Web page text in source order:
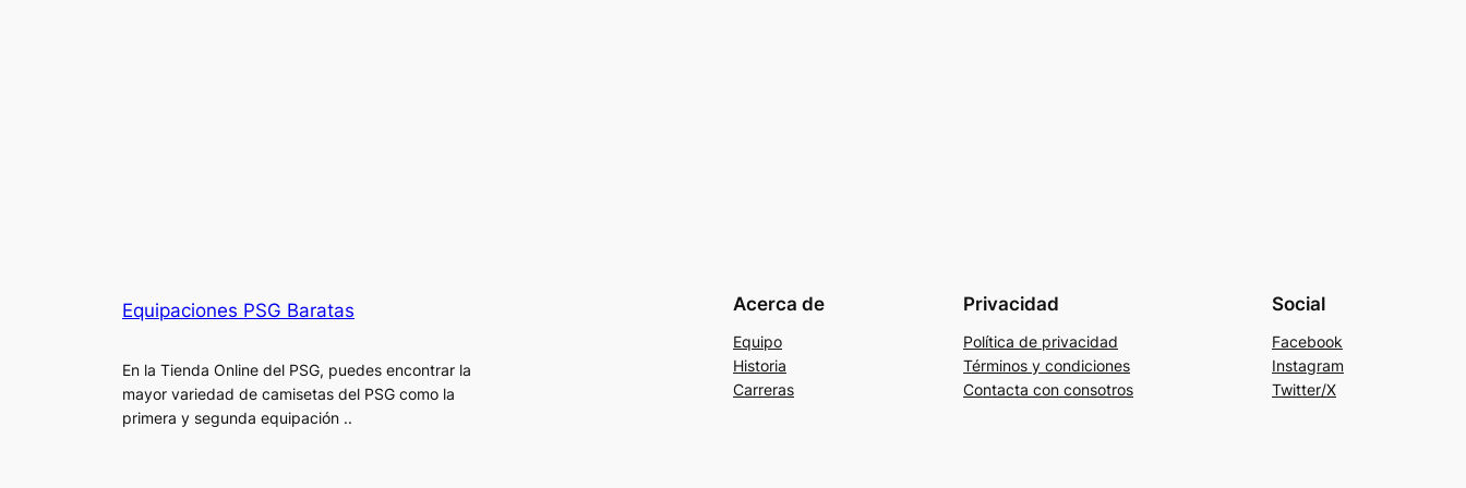
Equipaciones PSG Baratas
En la Tienda Online del PSG, puedes encontrar la
mayor variedad de camisetas del PSG como la
primera y segunda equipación ..
Acerca de
Equipo
Historia
Carreras
Privacidad
Política de privacidad
Términos y condiciones
Contacta con consotros
Social
Facebook
Instagram
Twitter/X